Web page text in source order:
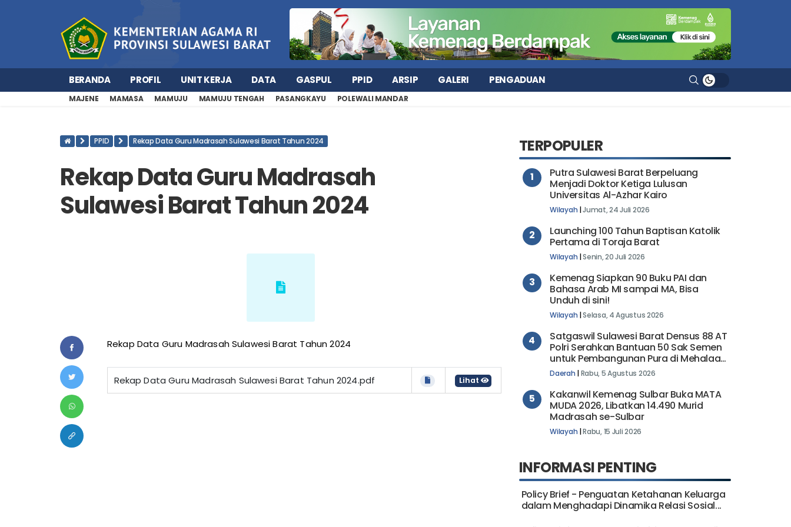
BERANDA PROFIL UNIT KERJA DATA GASPUL PPID ARSIP GALERI PENGADUAN
MAJENE MAMASA MAMUJU MAMUJU TENGAH PASANGKAYU POLEWALI MANDAR
PPID Rekap Data Guru Madrasah Sulawesi Barat Tahun 2024
Rekap Data Guru Madrasah
Sulawesi Barat Tahun 2024
Rekap Data Guru Madrasah Sulawesi Barat Tahun 2024
Rekap Data Guru Madrasah Sulawesi Barat Tahun 2024.pdf Lihat
TERPOPULER
1
Putra Sulawesi Barat Berpeluang
Menjadi Doktor Ketiga Lulusan
Universitas Al-Azhar Kairo
Wilayah |Jumat, 24 Juli 2026
2
Launching 100 Tahun Baptisan Katolik
Pertama di Toraja Barat
Wilayah |Senin, 20 Juli 2026
3
Kemenag Siapkan 90 Buku PAI dan
Bahasa Arab MI sampai MA, Bisa
Unduh di sini!
Wilayah |Selasa, 4 Agustus 2026
4
Satgaswil Sulawesi Barat Densus 88 AT
Polri Serahkan Bantuan 50 Sak Semen
untuk Pembangunan Pura di Mehalaan
Barat
Daerah |Rabu, 5 Agustus 2026
5
Kakanwil Kemenag Sulbar Buka MATA
MUDA 2026, Libatkan 14.490 Murid
Madrasah se-Sulbar
Wilayah |Rabu, 15 Juli 2026
INFORMASI PENTING
Policy Brief - Penguatan Ketahanan Keluarga
dalam Menghadapi Dinamika Relasi Sosial...